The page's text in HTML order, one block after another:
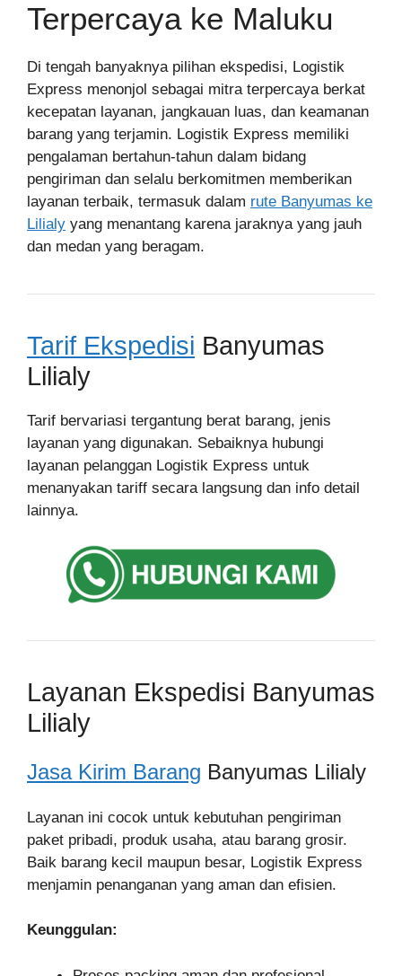
Terpercaya ke Maluku
Di tengah banyaknya pilihan ekspedisi, Logistik
Express menonjol sebagai mitra terpercaya berkat
kecepatan layanan, jangkauan luas, dan keamanan
barang yang terjamin. Logistik Express memiliki
pengalaman bertahun-tahun dalam bidang
pengiriman dan selalu berkomitmen memberikan
layanan terbaik, termasuk dalam rute Banyumas ke
Lilialy yang menantang karena jaraknya yang jauh
dan medan yang beragam.
Tarif Ekspedisi Banyumas
Lilialy
Tarif bervariasi tergantung berat barang, jenis
layanan yang digunakan. Sebaiknya hubungi
layanan pelanggan Logistik Express untuk
menanyakan tariff secara langsung dan info detail
lainnya.
Layanan Ekspedisi Banyumas
Lilialy
Jasa Kirim Barang Banyumas Lilialy
Layanan ini cocok untuk kebutuhan pengiriman
paket pribadi, produk usaha, atau barang grosir.
Baik barang kecil maupun besar, Logistik Express
menjamin penanganan yang aman dan efisien.
Keunggulan: